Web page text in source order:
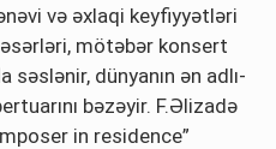
və əxlaqi keyfiyyətləri
mötəbər konsert
dünyanın ən adlı-
bəzəyir. F.Əlizadə
in residence”